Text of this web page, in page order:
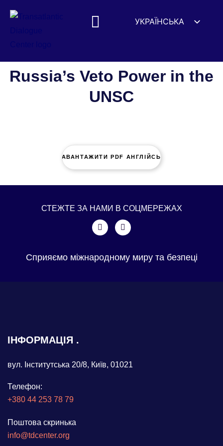
УКРАЇНСЬКА
DEUTSCH
ITALIANO
Russia’s Veto Power in the
UNSC
ЗАВАНТАЖИТИ PDF АНГЛІЙСЬКОЮ
СТЕЖТЕ ЗА НАМИ В СОЦМЕРЕЖАХ
Сприяємо міжнародному миру та безпеці
ІНФОРМАЦІЯ
вул. Інститутська 20/8, Київ, 01021
Телефон:
+380 44 253 78 79
Поштова скринька
info@tdcenter.org